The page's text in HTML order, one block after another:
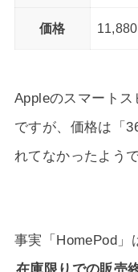
価格
Appleのスマートス
ですが、価格は「
れてなかったよう
事実「HomePod」